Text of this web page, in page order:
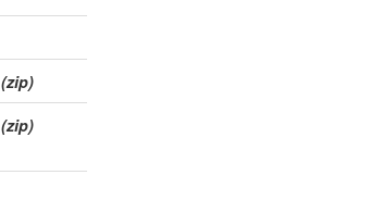
(zip)
(zip)